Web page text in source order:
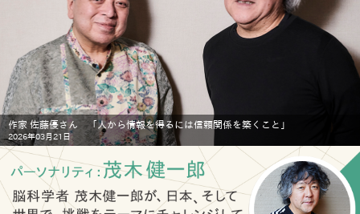
作家 佐藤優さん 「人から情報を得るには信頼関係を築くこと」
2026年03月21日